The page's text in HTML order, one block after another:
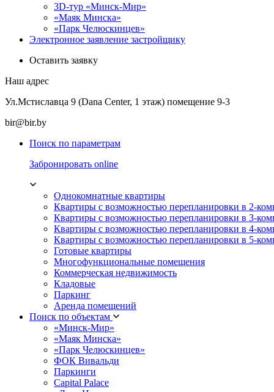
3D-тур «Минск-Мир»
«Маяк Минска»
«Парк Челюскинцев»
Электронное заявление застройщику
Оставить заявку
Наш адрес
Ул.Мстиславца 9 (Dana Center, 1 этаж) помещение 9-3
bir@bir.by
Поиск по параметрам
Забронировать online
Однокомнатные квартиры
Квартиры с возможностью перепланировки в 2-
Квартиры с возможностью перепланировки в 3-
Квартиры с возможностью перепланировки в 4-
Квартиры с возможностью перепланировки в 5-
Готовые квартиры
Многофункциональные помещения
Коммерческая недвижимость
Кладовые
Паркинг
Аренда помещений
Поиск по объектам
«Минск-Мир»
«Маяк Минска»
«Парк Челюскинцев»
ФОК Вивальди
Паркинги
Capital Palace